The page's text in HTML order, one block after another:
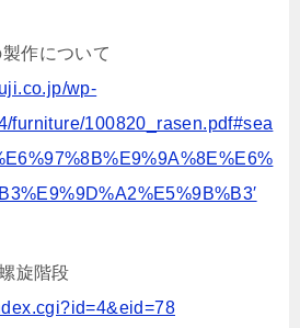
作について
wp-
furniture/100820_rasen.pdf#sea
旋階段